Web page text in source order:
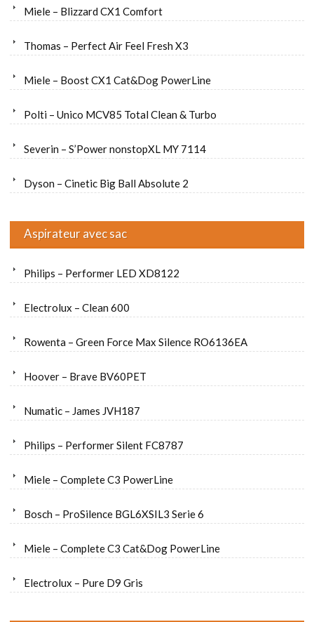
Miele – Blizzard CX1 Comfort
Thomas – Perfect Air Feel Fresh X3
Miele – Boost CX1 Cat&Dog PowerLine
Polti – Unico MCV85 Total Clean & Turbo
Severin – S’Power nonstopXL MY 7114
Dyson – Cinetic Big Ball Absolute 2
Aspirateur avec sac
Philips – Performer LED XD8122
Electrolux – Clean 600
Rowenta – Green Force Max Silence RO6136EA
Hoover – Brave BV60PET
Numatic – James JVH187
Philips – Performer Silent FC8787
Miele – Complete C3 PowerLine
Bosch – ProSilence BGL6XSIL3 Serie 6
Miele – Complete C3 Cat&Dog PowerLine
Electrolux – Pure D9 Gris